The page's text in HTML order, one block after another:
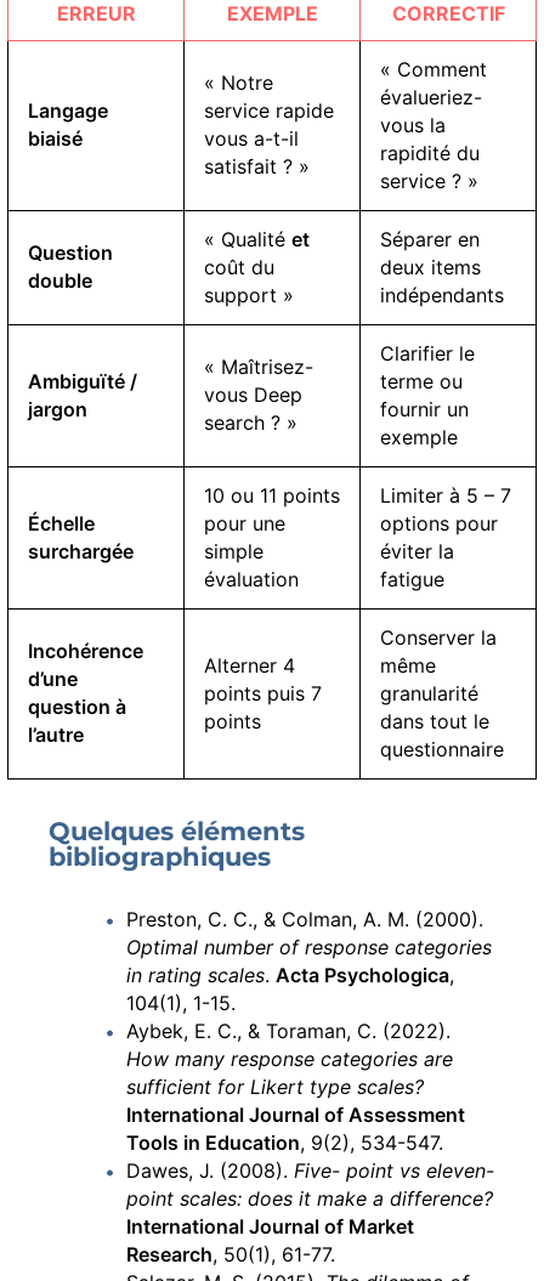
ERREUR EXEMPLE CORRECTIF
Langage
biaisé
« Notre
service rapide
vous a-t-il
satisfait ? »
« Comment
évalueriez-
vous la
rapidité du
service ? »
Question
double
« Qualité et
coût du
support »
Séparer en
deux items
indépendants
Ambiguïté /
jargon
« Maîtrisez-
vous Deep
search ? »
Clarifier le
terme ou
fournir un
exemple
Échelle
surchargée
10 ou 11 points
pour une
simple
évaluation
Limiter à 5 – 7
options pour
éviter la
fatigue
Incohérence
d’une
question à
l’autre
Alterner 4
points puis 7
points
Conserver la
même
granularité
dans tout le
questionnaire
Quelques éléments
bibliographiques
Preston, C. C., & Colman, A. M. (2000).
Optimal number of response categories
in rating scales. Acta Psychologica,
104(1), 1-15.
Aybek, E. C., & Toraman, C. (2022).
How many response categories are
sufficient for Likert type scales?
International Journal of Assessment
Tools in Education, 9(2), 534-547.
Dawes, J. (2008). Five- point vs eleven-
point scales: does it make a difference?
International Journal of Market
Research, 50(1), 61-77.